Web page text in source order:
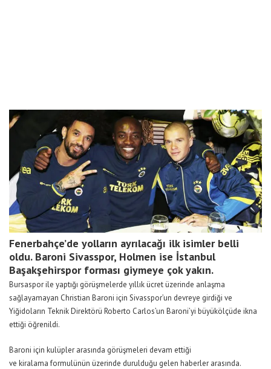
Fenerbahçe’de yolların ayrılacağı ilk isimler belli
oldu. Baroni Sivasspor, Holmen ise İstanbul
Başakşehirspor forması giymeye çok yakın.
Bursaspor ile yaptığı görüşmelerde yıllık ücret üzerinde anlaşma
sağlayamayan Christian Baroni için Sivasspor’un devreye girdiği ve
Yiğidoların Teknik Direktörü Roberto Carlos’un Baroni’yi büyükölçüde ikna
ettiği öğrenildi.
Baroni için kulüpler arasında görüşmeleri devam ettiği
ve kiralama formulünün üzerinde durulduğu gelen haberler arasında.